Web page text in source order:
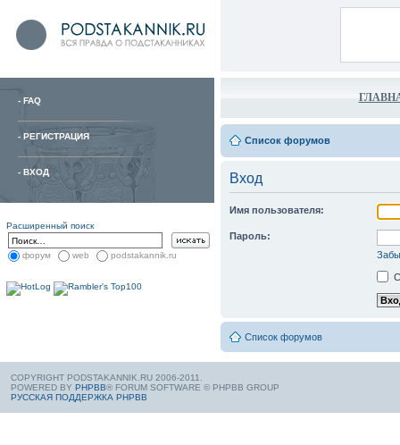
- FAQ
- РЕГИСТРАЦИЯ
- ВХОД
Расширенный поиск
форум web podstakannik.ru
Список форумов
Вход
Имя пользователя:
Пароль:
Список форумов
COPYRIGHT PODSTAKANNIK.RU 2006-2011.
POWERED BY PHPBB® FORUM SOFTWARE © PHPBB GROUP
РУССКАЯ ПОДДЕРЖКА PHPBB